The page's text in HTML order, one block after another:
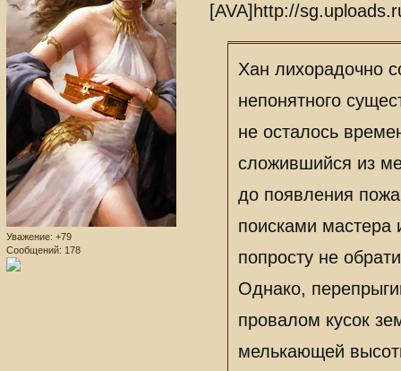
Уважение: +79
Сообщений: 178
[AVA]http://
Хан лихорадочно
непонятного
не осталось
сложившийся из
до появления
поисками мастера
попросту не
Однако,
провалом кусок
мелькающей